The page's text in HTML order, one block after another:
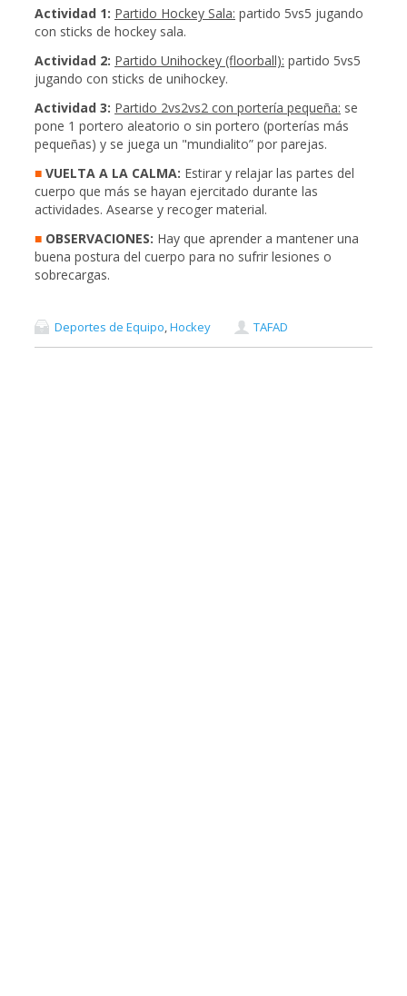
Actividad 1: Partido Hockey Sala: partido 5vs5 jugando
con sticks de hockey sala.
Actividad 2: Partido Unihockey (floorball): partido 5vs5
jugando con sticks de unihockey.
Actividad 3: Partido 2vs2vs2 con portería pequeña: se
pone 1 portero aleatorio o sin portero (porterías más
pequeñas) y se juega un "mundialito” por parejas.
■ VUELTA A LA CALMA: Estirar y relajar las partes del
cuerpo que más se hayan ejercitado durante las
actividades. Asearse y recoger material.
■ OBSERVACIONES: Hay que aprender a mantener una
buena postura del cuerpo para no sufrir lesiones o
sobrecargas.
Deportes de Equipo,Hockey TAFAD